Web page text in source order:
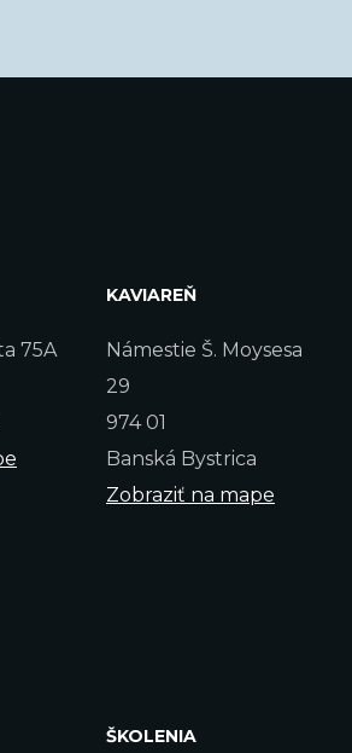
75A
KAVIAREŇ
Námestie Š. Moysesa
29
974 01
Banská Bystrica
Zobraziť na mape
ŠKOLENIA